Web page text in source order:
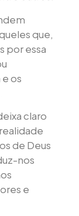
que,
por essa
os
claro
de Deus
nos
e